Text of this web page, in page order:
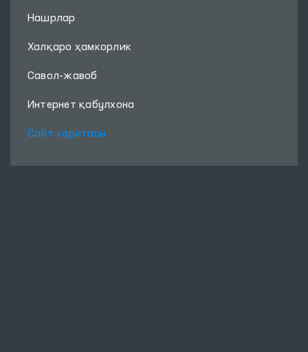
Нашрлар
Халқаро ҳамкорлик
Савол-жавоб
Интернет қабулхона
Сайт харитаси